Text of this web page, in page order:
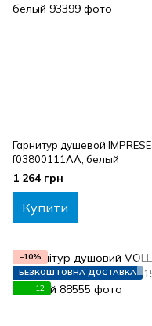
Гарнитур душевой IMPRESE
f03800111AA, белый
1 264 грн
Купити
−10%
БЕЗКОШТОВНА ДОСТАВКА
12